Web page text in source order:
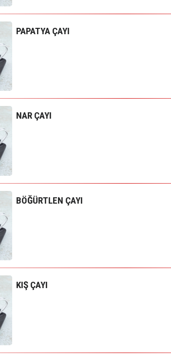
PAPATYA ÇAYI
NAR ÇAYI
BÖĞÜRTLEN ÇAYI
KIŞ ÇAYI